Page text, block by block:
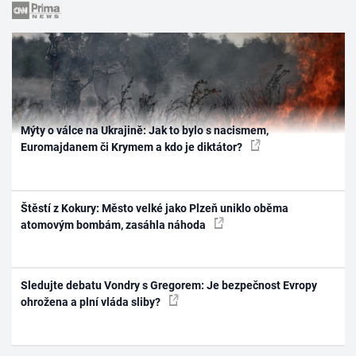
Mýty o válce na Ukrajině: Jak to bylo s nacismem,
Euromajdanem či Krymem a kdo je diktátor?
Štěstí z Kokury: Město velké jako Plzeň uniklo oběma
atomovým bombám, zasáhla náhoda
Sledujte debatu Vondry s Gregorem: Je bezpečnost Evropy
ohrožena a plní vláda sliby?